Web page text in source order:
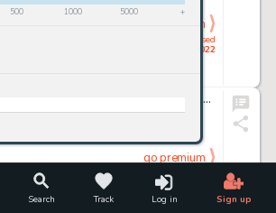
Search Track Log in Sign up
500 1000 5000 +
closed
29/05/2022
go premium
Nathan Never n. 146 - Germano Bonazzi 4x Tavola Originale "Il predicatore" - Page volante - Exemplaire unique - (2003)
Bonazzi
29/05/2022
go premium